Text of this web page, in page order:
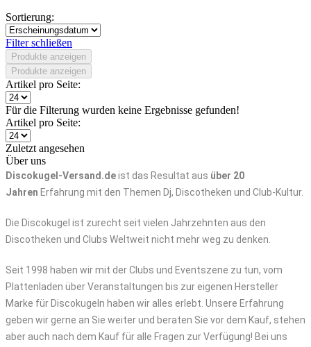
Sortierung:
Filter schließen
Produkte anzeigen
Produkte anzeigen
Artikel pro Seite:
Für die Filterung wurden keine Ergebnisse gefunden!
Artikel pro Seite:
Zuletzt angesehen
Über uns
Discokugel-Versand.deist das Resultat aus über 20
Jahren Erfahrung mit den Themen Dj, Discotheken und Club-Kultur.
Die Discokugel ist zurecht seit vielen Jahrzehnten aus den
Discotheken und Clubs Weltweit nicht mehr weg zu denken.
Seit 1998 haben wir mit der Clubs und Eventszene zu tun, vom
Plattenladen über Veranstaltungen bis zur eigenen Hersteller
Marke für Discokugeln haben wir alles erlebt. Unsere Erfahrung
geben wir gerne an Sie weiter und beraten Sie vor dem Kauf, stehen
aber auch nach dem Kauf für alle Fragen zur Verfügung! Bei uns